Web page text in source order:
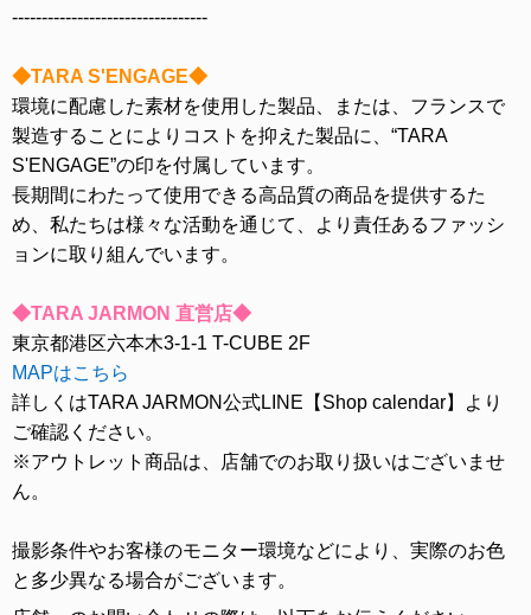
---------------------------------
◆TARA S'ENGAGE◆
環境に配慮した素材を使用した製品、または、フランスで
製造することによりコストを抑えた製品に、“TARA
S'ENGAGE”の印を付属しています。
長期間にわたって使用できる高品質の商品を提供するた
め、私たちは様々な活動を通じて、より責任あるファッシ
ョンに取り組んでいます。
◆TARA JARMON 直営店◆
東京都港区六本木3-1-1 T-CUBE 2F
MAPはこちら
詳しくはTARA JARMON公式LINE【Shop calendar】より
ご確認ください。
※アウトレット商品は、店舗でのお取り扱いはございませ
ん。
撮影条件やお客様のモニター環境などにより、実際のお色
と多少異なる場合がございます。